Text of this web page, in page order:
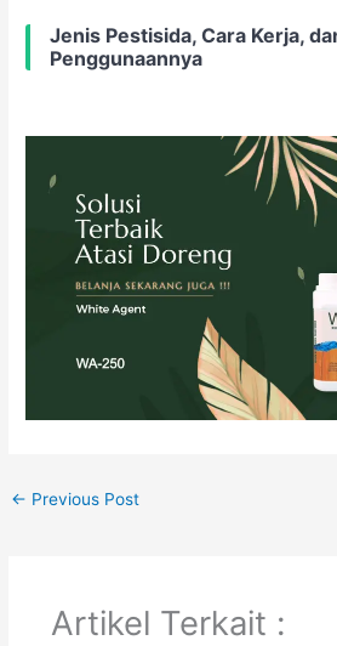
Jenis Pestisida, Cara Kerja,
Penggunaannya
← Previous Post
Artikel Terkait :